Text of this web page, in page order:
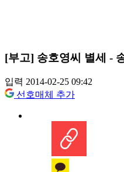
[부고] 송호영씨 별세 -
입력 2014-02-25 09:42
선호매체 추가